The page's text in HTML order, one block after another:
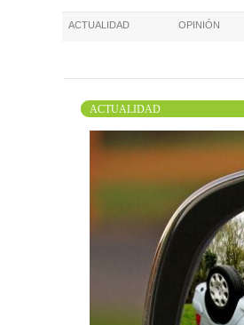
ACTUALIDAD OPINIÓN
ACTUALIDAD